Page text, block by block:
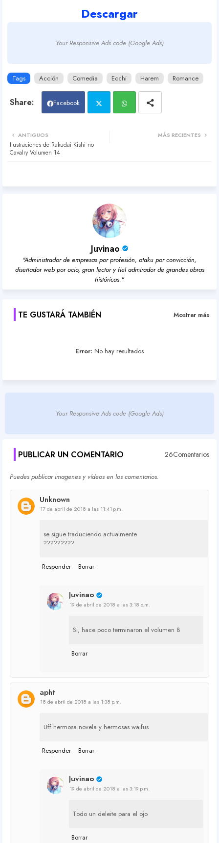
Descargar
Your Responsive Ads code (Google Ads)
Tags Acción Comedia Ecchi Harem Romance
Facebook
MÁS RECIENTES
ANTIGUOS
Ilustraciones de Rakudai Kishi no
Cavalry Volumen 14
Juvinao
"Administrador de empresas por profesión, otaku por convicción,
diseñador web por ocio, gran lector y fiel admirador de grandes obras
históricas."
TE GUSTARÁ TAMBIÉN Mostrar más
Error: No hay resultados
Your Responsive Ads code (Google Ads)
PUBLICAR UN COMENTARIO 26Comentarios
Puedes publicar imagenes y vídeos en los comentarios.
Unknown
17 de abril de 2018 a las 11:41 p.m.
se sigue traduciendo actualmente
?????????
Responder Borrar
Juvinao
19 de abril de 2018 a las 3:18 p.m.
Si, hace poco terminaron el volumen 8
Borrar
apht
18 de abril de 2018 a las 1:38 p.m.
Uff hermosa novela y hermosas waifus
Responder Borrar
Juvinao
19 de abril de 2018 a las 3:19 p.m.
Todo un deleite para el ojo
Borrar